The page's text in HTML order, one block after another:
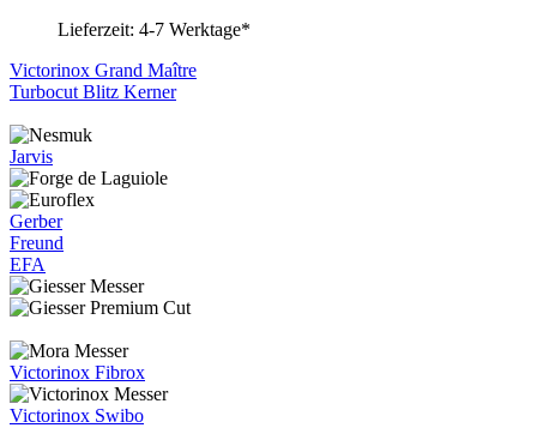
Lieferzeit: 4-7 Werktage*
Victorinox Grand Maître
Turbocut Blitz Kerner
Jarvis
Gerber
Freund
EFA
Victorinox Fibrox
Victorinox Swibo